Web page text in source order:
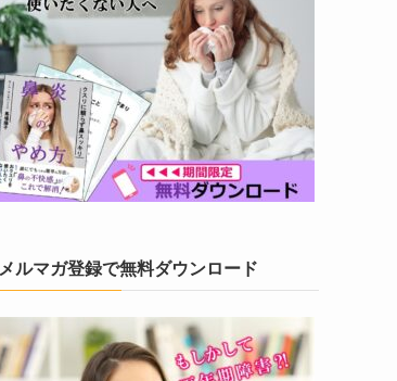
メルマガ登録で無料ダウンロード